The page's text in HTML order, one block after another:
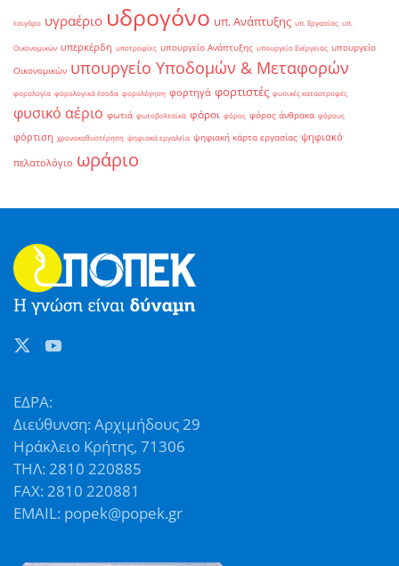
τσιγάρο υγραέριο υδρογόνο υπ. Ανάπτυξης υπ. Εργασίας υπ.
Οικονομικών υπερκέρδη υποτροφίες υπουργείο Ανάπτυξης υπουργείο Ενέργειας υπουργείο
Οικονομικών υπουργείο Υποδομών & Μεταφορών
φορολογία φορολογικά έσοδα φορολόγηση φορτηγά φορτιστές φυσικές καταστροφές
φυσικό αέριο φωτιά φωτοβολταϊκά φόροι φόρος φόρος άνθρακα φόρους
φόρτιση χρονοκαθυστέρηση ψηφιακά εργαλεία ψηφιακή κάρτα εργασίας ψηφιακό
πελατολόγιο ωράριο
ΕΔΡΑ:
Διεύθυνση: Αρχιμήδους 29
Ηράκλειο Κρήτης, 71306
ΤΗΛ: 2810 220885
FAX: 2810 220881
EMAIL: popek@popek.gr